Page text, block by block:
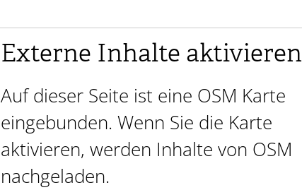
Externe Inhalte aktivieren
Auf dieser Seite ist eine OSM Karte
eingebunden. Wenn Sie die Karte
aktivieren, werden Inhalte von OSM
nachgeladen.